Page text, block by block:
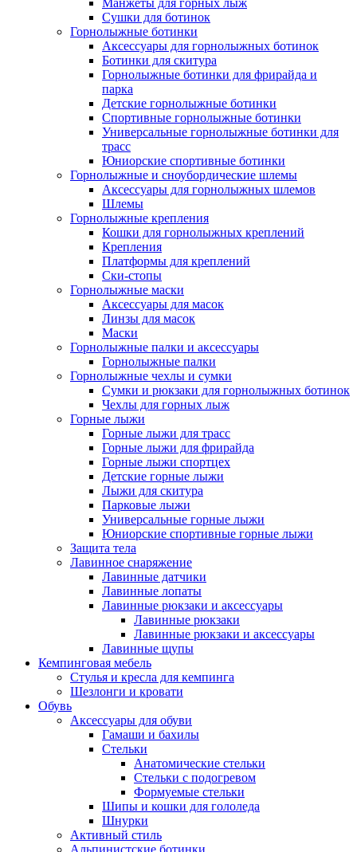
Манжеты для горных лыж
Сушки для ботинок
Горнолыжные ботинки
Аксессуары для горнолыжных ботинок
Ботинки для скитура
Горнолыжные ботинки для фрирайда и
парка
Детские горнолыжные ботинки
Спортивные горнолыжные ботинки
Универсальные горнолыжные ботинки для
трасс
Юниорские спортивные ботинки
Горнолыжные и сноубордические шлемы
Аксессуары для горнолыжных шлемов
Шлемы
Горнолыжные крепления
Кошки для горнолыжных креплений
Крепления
Платформы для креплений
Ски-стопы
Горнолыжные маски
Аксессуары для масок
Линзы для масок
Маски
Горнолыжные палки и аксессуары
Горнолыжные палки
Горнолыжные чехлы и сумки
Сумки и рюкзаки для горнолыжных ботинок
Чехлы для горных лыж
Горные лыжи
Горные лыжи для трасс
Горные лыжи для фрирайда
Горные лыжи спортцех
Детские горные лыжи
Лыжи для скитура
Парковые лыжи
Универсальные горные лыжи
Юниорские спортивные горные лыжи
Защита тела
Лавинное снаряжение
Лавинные датчики
Лавинные лопаты
Лавинные рюкзаки и аксессуары
Лавинные рюкзаки
Лавинные рюкзаки и аксессуары
Лавинные щупы
Кемпинговая мебель
Стулья и кресла для кемпинга
Шезлонги и кровати
Обувь
Аксессуары для обуви
Гамаши и бахилы
Стельки
Анатомические стельки
Стельки с подогревом
Формуемые стельки
Шипы и кошки для гололеда
Шнурки
Активный стиль
Альпинистские ботинки